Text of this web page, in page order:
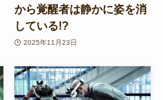
から覚醒者は静かに姿を消
している!?
2025年11月23日